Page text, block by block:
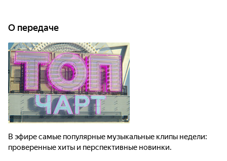
О передаче
В эфире самые популярные музыкальные клипы недели:
проверенные хиты и перспективные новинки.